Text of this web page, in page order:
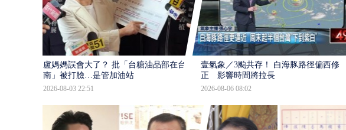
盧媽媽誤會大了？ 批「台糖油品部在台
南」被打臉…是管加油站
2026-08-03 22:51
壹氣象／3颱共存！ 白海豚路徑偏西修
正 影響時間將拉長
2026-08-06 08:02